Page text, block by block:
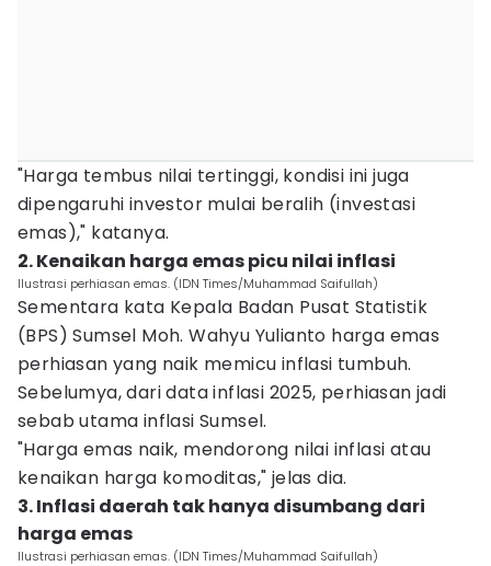
"Harga tembus nilai tertinggi, kondisi ini juga
dipengaruhi investor mulai beralih (investasi
emas)," katanya.
2. Kenaikan harga emas picu nilai inflasi
Ilustrasi perhiasan emas. (IDN Times/Muhammad Saifullah)
Sementara kata Kepala Badan Pusat Statistik
(BPS) Sumsel Moh. Wahyu Yulianto harga emas
perhiasan yang naik memicu inflasi tumbuh.
Sebelumya, dari data inflasi 2025, perhiasan jadi
sebab utama inflasi Sumsel.
"Harga emas naik, mendorong nilai inflasi atau
kenaikan harga komoditas," jelas dia.
3. Inflasi daerah tak hanya disumbang dari
harga emas
Ilustrasi perhiasan emas. (IDN Times/Muhammad Saifullah)